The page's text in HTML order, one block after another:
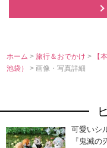
ホーム >旅行＆おでかけ>
【
池袋）> 画像・写真詳細
可愛いシ
『鬼滅